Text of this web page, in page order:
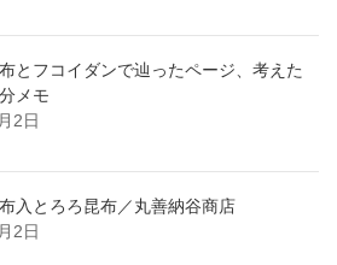
とフコイダンで辿ったページ、考えた
メモ
2日
入とろろ昆布／丸善納谷商店
2日